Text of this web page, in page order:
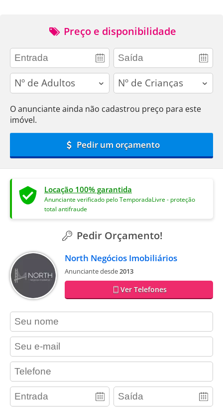
Preço e disponibilidade
adults children
O anunciante ainda não cadastrou preço para este
imóvel.
Pedir um orçamento
Locação 100% garantida
Anunciante verificado pelo TemporadaLivre - proteção
total antifraude
Pedir Orçamento!
North Negócios Imobiliários
Anunciante desde2013
Ver Telefones
contact_name
contact_email
contact_phone